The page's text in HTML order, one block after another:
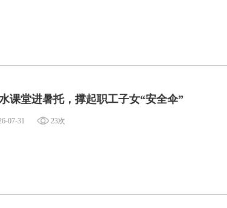
课堂进暑托，撑起职工子女“安全伞”
07-31 23次